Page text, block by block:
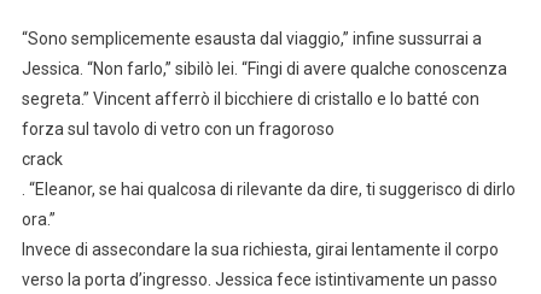
“Sono semplicemente esausta dal viaggio,” infine sussurrai a
Jessica. “Non farlo,” sibilò lei. “Fingi di avere qualche conoscenza
segreta.” Vincent afferrò il bicchiere di cristallo e lo batté con
forza sul tavolo di vetro con un fragoroso
crack
. “Eleanor, se hai qualcosa di rilevante da dire, ti suggerisco di dirlo
ora.”
Invece di assecondare la sua richiesta, girai lentamente il corpo
verso la porta d’ingresso. Jessica fece istintivamente un passo